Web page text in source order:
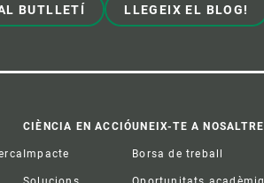
BUTLLETÍ LLEGEIX EL BLOG!
CIÈNCIA EN ACCIÓ
Impacte
UNEIX-TE A
Borsa de treball